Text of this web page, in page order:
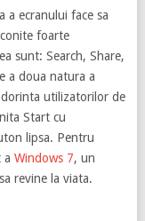
a ecranului face sa
foarte
sunt: Search, Share,
a doua natura a
utilizatorilor de
Start cu
lipsa. Pentru
a Windows 7, un
revine la viata.